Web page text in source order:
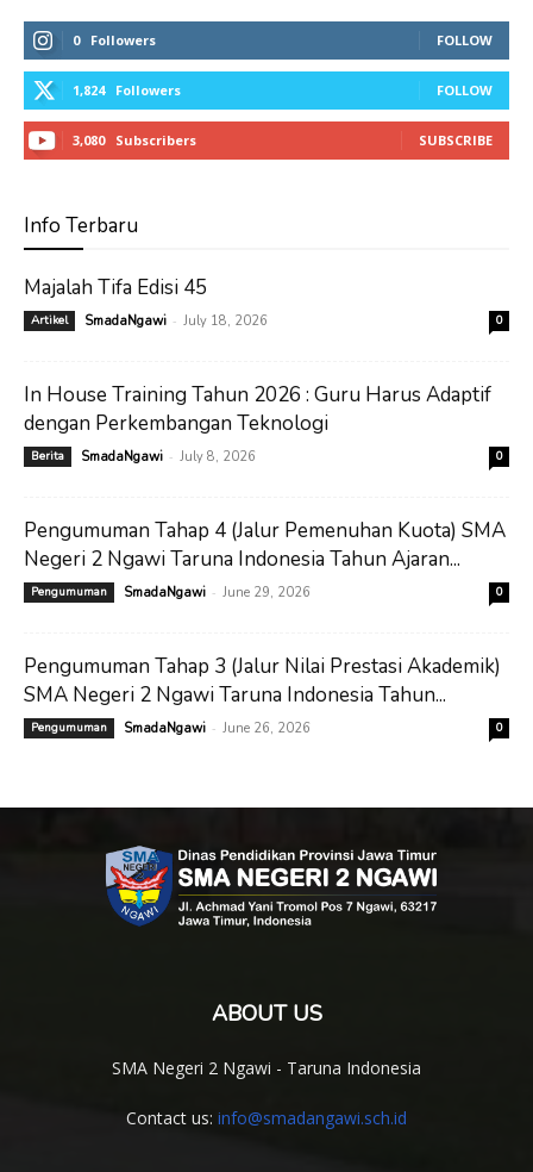
0 Followers FOLLOW
1,824 Followers FOLLOW
3,080 Subscribers SUBSCRIBE
Info Terbaru
Majalah Tifa Edisi 45
Artikel SmadaNgawi - July 18, 2026 0
In House Training Tahun 2026 : Guru Harus Adaptif
dengan Perkembangan Teknologi
Berita SmadaNgawi - July 8, 2026 0
Pengumuman Tahap 4 (Jalur Pemenuhan Kuota) SMA
Negeri 2 Ngawi Taruna Indonesia Tahun Ajaran...
Pengumuman SmadaNgawi - June 29, 2026 0
Pengumuman Tahap 3 (Jalur Nilai Prestasi Akademik)
SMA Negeri 2 Ngawi Taruna Indonesia Tahun...
Pengumuman SmadaNgawi - June 26, 2026 0
ABOUT US
SMA Negeri 2 Ngawi - Taruna Indonesia
Contact us: info@smadangawi.sch.id